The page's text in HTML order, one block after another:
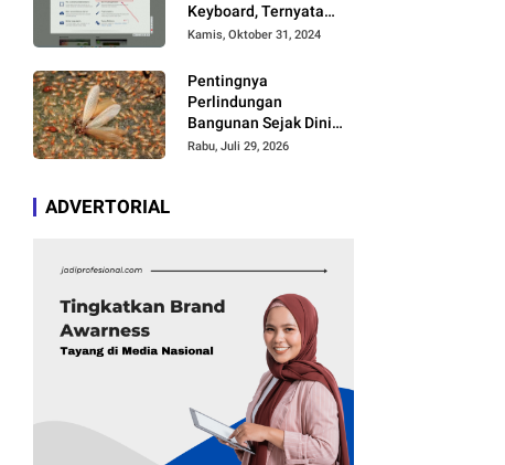
Keyboard, Ternyata
Cukup Simpel Asal
Tombol Ini
Kamis, Oktober 31, 2024
Pentingnya
Perlindungan
Bangunan Sejak Dini
agar Bebas Kerusakan
Rabu, Juli 29, 2026
ADVERTORIAL